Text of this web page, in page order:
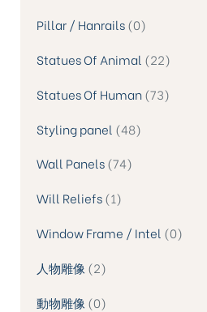
Pillar / Hanrails 0
Statues Of Animal 22
Statues Of Human 73
Styling panel 48
Wall Panels 74
Will Reliefs 1
Window Frame / Intel 0
人物雕像 2
動物雕像 0